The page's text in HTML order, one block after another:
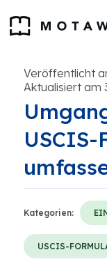
Veröffentlicht
Aktualisiert am
Kategorien:
USCIS-